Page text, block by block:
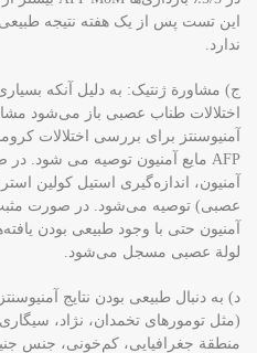
این تست پس از یک هفته نتیجه
ندارد.
ج) مشاورة ژنتیک: به دلیل آنکه
اختلالات طناب عصبی باز می‌شود
آمنیوسنتز برای بررسی اختلالات
عصبی) توصیه می‌شود. در صورت مثبت
آمنیون حتی با وجود طبیعی بودن
لولة عصبی مسجل می‌شود.
د) به دنبال طبیعی بودن نتایج
(مثل تومورهای تخمدان، نژاد،
منطقة جغرافیایی، کم‌خونی، جنس